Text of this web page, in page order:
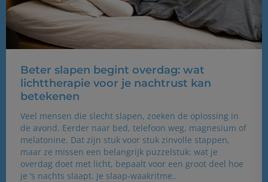
Beter slapen begint overdag: wat
lichttherapie voor je nachtrust kan
betekenen
Veel mensen die slecht slapen, zoeken de oplossing in
de avond. Eerder naar bed, telefoon weg, magnesium of
melatonine. Dat zijn stuk voor stuk zinvolle stappen,
maar ze missen een belangrijk puzzelstuk: wat je
overdag doet met licht, bepaalt voor een groot deel hoe
je ‘s nachts slaapt. Je slaap-waakritme..